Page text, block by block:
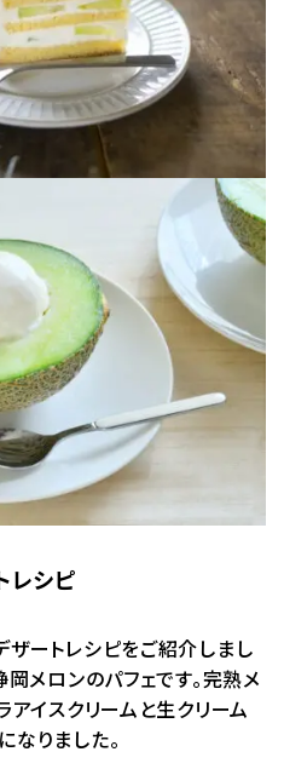
レシピ
ートレシピをご紹介しまし
メロンのパフェです。完熟メ
アイスクリームと生クリーム
りました。